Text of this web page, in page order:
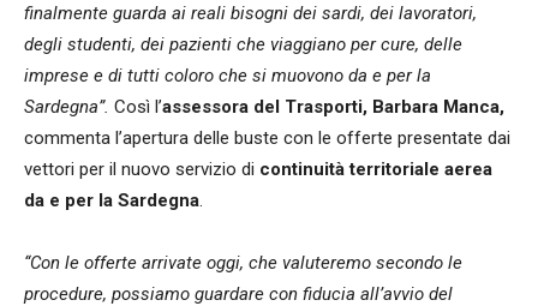
finalmente guarda ai reali bisogni dei sardi, dei lavoratori,
degli studenti, dei pazienti che viaggiano per cure, delle
imprese e di tutti coloro che si muovono da e per la
Sardegna”. Così l’assessora del Trasporti, Barbara Manca,
commenta l’apertura delle buste con le offerte presentate dai
vettori per il nuovo servizio di continuità territoriale aerea
da e per la Sardegna.
“Con le offerte arrivate oggi, che valuteremo secondo le
procedure, possiamo guardare con fiducia all’avvio del